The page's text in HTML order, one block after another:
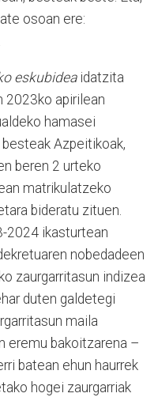
osoan ere:
eskubideaidatzita
2023ko apirilean
hamasei
Azpeitikoak,
beren 2 urteko
matrikulatzeko
bideratu zituen.
2024 ikasturtean
nobedadeen
zaurgarritasun indizea
duten galdetegi
maila
eremu bakoitzarena –
batean ehun haurrek
hogei zaurgarriak